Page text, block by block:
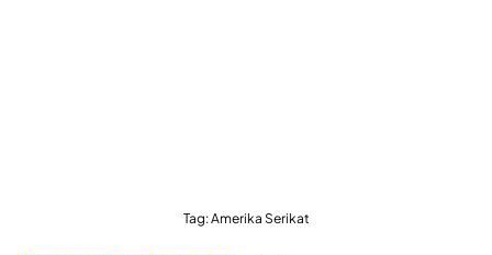
Tag:Amerika Serikat